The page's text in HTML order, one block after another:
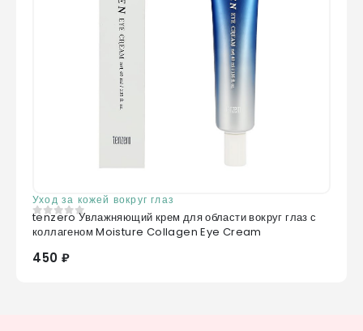
Уход за кожей вокруг глаз
0из 5
tenzero Увлажняющий крем для области вокруг глаз с
коллагеном Moisture Collagen Eye Cream
450 ₽